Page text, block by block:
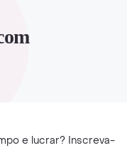
e lucrar? Inscreva-